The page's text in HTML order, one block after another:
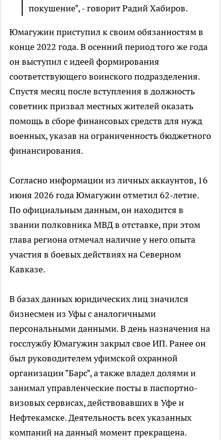
покушение", - говорит Радий Хабиров.
Юмагужин приступил к своим обязанностям в
конце 2022 года. В осенний период того же года
он выступил с идеей формирования
соответствующего воинского подразделения.
Спустя месяц после вступления в должность
советник призвал местных жителей оказать
помощь в сборе финансовых средств для нужд
военных, указав на ограниченность бюджетного
финансирования.
Согласно информации из личных аккаунтов, 16
июня 2026 года Юмагужин отметил 62-летие.
По официальным данным, он находится в
звании полковника МВД в отставке, при этом
глава региона отмечал наличие у него опыта
участия в боевых действиях на Северном
Кавказе.
В базах данных юридических лиц значился
бизнесмен из Уфы с аналогичными
персональными данными. В день назначения на
госслужбу Юмагужин закрыл свое ИП. Ранее он
был руководителем уфимской охранной
организации "Барс", а также владел долями и
занимал управленческие посты в паспортно-
визовых сервисах, действовавших в Уфе и
Нефтекамске. Деятельность всех указанных
компаний на данный момент прекращена.